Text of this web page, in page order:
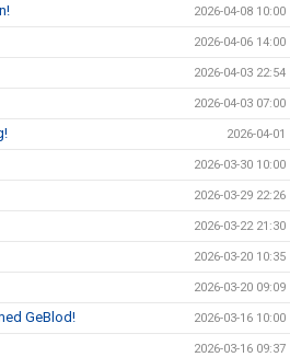
2026-04-08 10:00
2026-04-06 14:00
2026-04-03 22:54
2026-04-03 07:00
2026-04-01
2026-03-30 10:00
2026-03-29 22:26
2026-03-22 21:30
2026-03-20 10:35
2026-03-20 09:09
GeBlod! 2026-03-16 10:00
2026-03-16 09:37